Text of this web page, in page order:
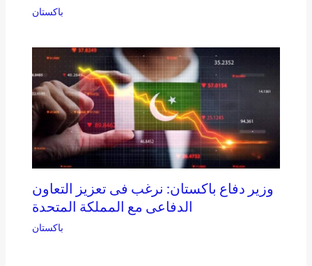
باكستان
وزير دفاع باكستان: نرغب فى تعزيز التعاون
الدفاعى مع المملكة المتحدة
باكستان